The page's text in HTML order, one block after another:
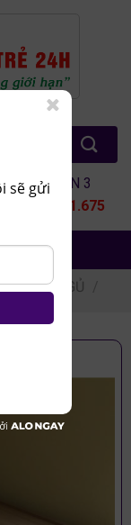
TƯ VẤN 3
0964.651.675
GIƯỜNG NGỦ
sẽ gửi